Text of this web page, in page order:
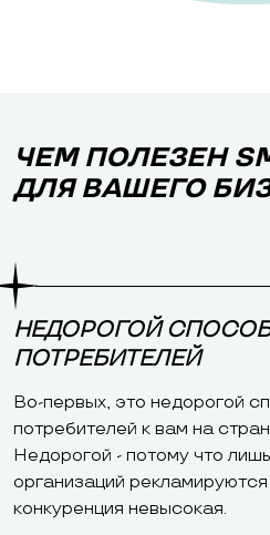
ЧЕМ ПОЛЕЗЕН
ДЛЯ ВАШЕГО
НЕДОРОГОЙ
ПОТРЕБИТЕЛЕЙ
Во-первых, это недорогой
потребителей к вам на
Недорогой - потому что
организаций рекламируются
конкуренция невысокая.